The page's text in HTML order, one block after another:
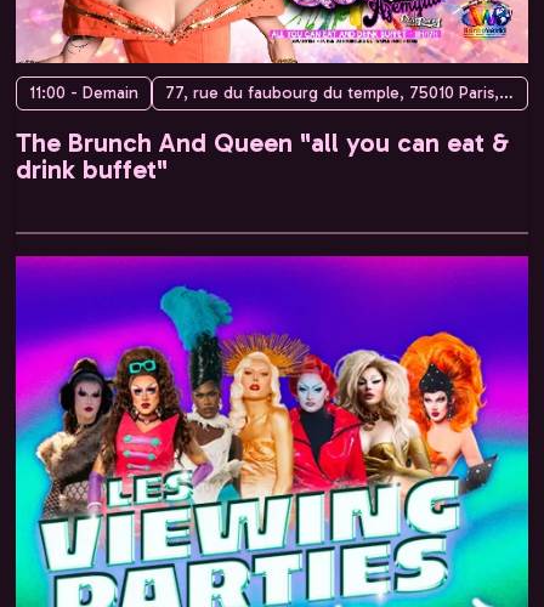
11:00 - Demain 77, rue du faubourg du temple, 75010 Paris, France
The Brunch And Queen "all you can eat &
drink buffet"